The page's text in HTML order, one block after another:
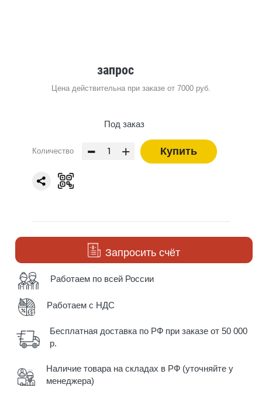
запрос
Цена действительна при заказе от 7000 руб.
Под заказ
Количество - + Купить
Запросить счёт
Работаем по всей России
Работаем с НДС
Бесплатная доставка по РФ при заказе от 50 000
р.
Наличие товара на складах в РФ (уточняйте у
менеджера)